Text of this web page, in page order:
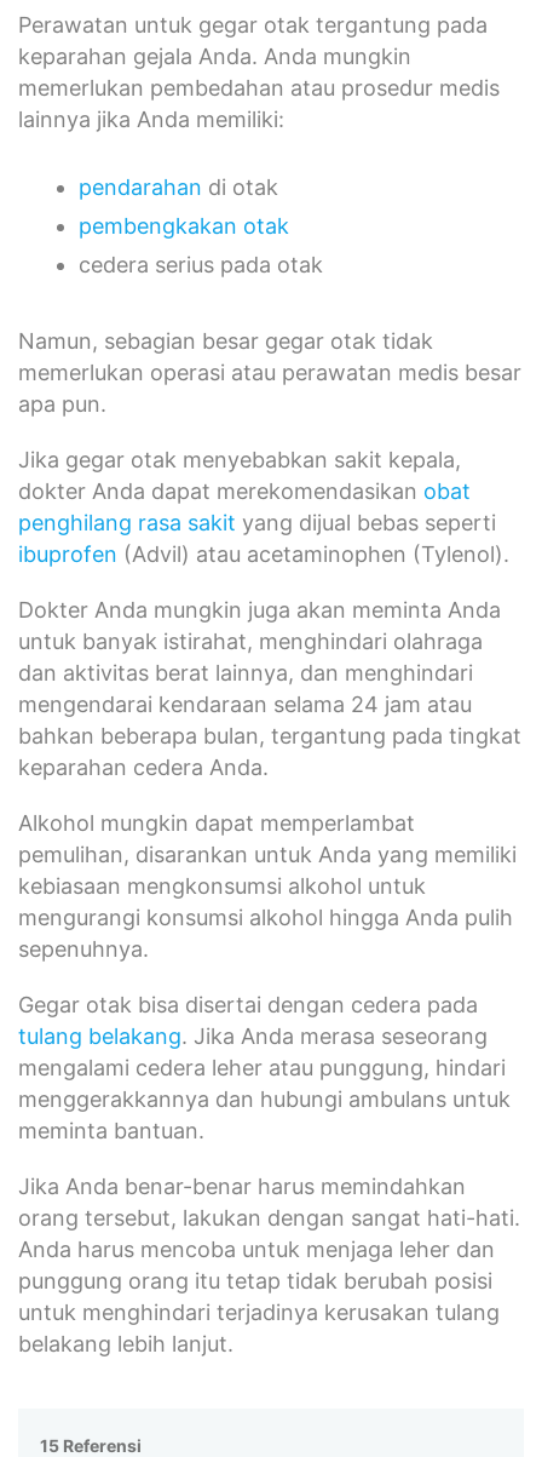
Perawatan untuk gegar otak tergantung pada
keparahan gejala Anda. Anda mungkin
memerlukan pembedahan atau prosedur medis
lainnya jika Anda memiliki:
pendarahan di otak
pembengkakan otak
cedera serius pada otak
Namun, sebagian besar gegar otak tidak
memerlukan operasi atau perawatan medis besar
apa pun.
Jika gegar otak menyebabkan sakit kepala,
dokter Anda dapat merekomendasikan obat
penghilang rasa sakit yang dijual bebas seperti
ibuprofen (Advil) atau acetaminophen (Tylenol).
Dokter Anda mungkin juga akan meminta Anda
untuk banyak istirahat, menghindari olahraga
dan aktivitas berat lainnya, dan menghindari
mengendarai kendaraan selama 24 jam atau
bahkan beberapa bulan, tergantung pada tingkat
keparahan cedera Anda.
Alkohol mungkin dapat memperlambat
pemulihan, disarankan untuk Anda yang memiliki
kebiasaan mengkonsumsi alkohol untuk
mengurangi konsumsi alkohol hingga Anda pulih
sepenuhnya.
Gegar otak bisa disertai dengan cedera pada
tulang belakang. Jika Anda merasa seseorang
mengalami cedera leher atau punggung, hindari
menggerakkannya dan hubungi ambulans untuk
meminta bantuan.
Jika Anda benar-benar harus memindahkan
orang tersebut, lakukan dengan sangat hati-hati.
Anda harus mencoba untuk menjaga leher dan
punggung orang itu tetap tidak berubah posisi
untuk menghindari terjadinya kerusakan tulang
belakang lebih lanjut.
15 Referensi